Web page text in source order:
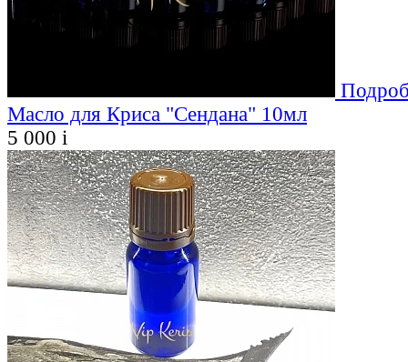
Масло для Криса "Сендана" 10мл
5 000 i